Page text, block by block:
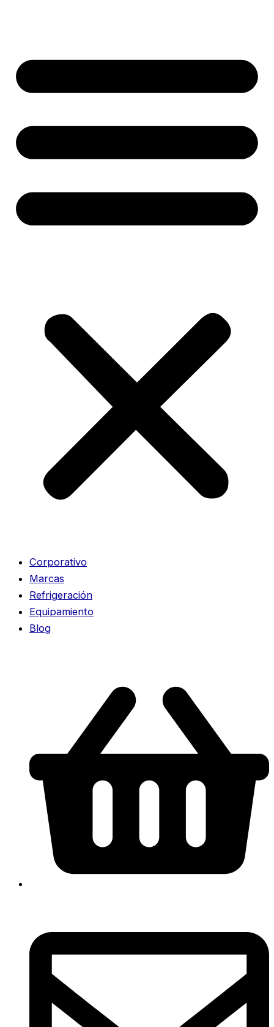
Corporativo
Marcas
Refrigeración
Equipamiento
Blog